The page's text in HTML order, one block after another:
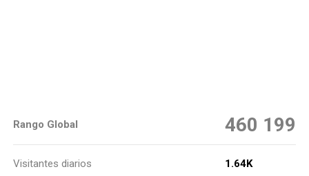
Rango Global 460 199
Visitantes diarios
1.64K